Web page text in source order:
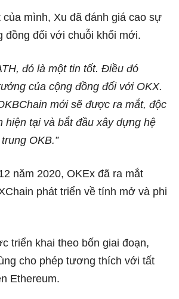
của mình, Xu đã đánh giá cao sự
đồng đối với chuỗi khối mới.
đó là một tin tốt. Điều đó
của cộng đồng đối với OKX.
mới sẽ được ra mắt, độc
hiện tại và bắt đầu xây dựng hệ
OKB.”
năm 2020, OKEx đã ra mắt
phát triển về tính mở và phi
triển khai theo bốn giai đoạn,
cho phép tương thích với tất
Ethereum.